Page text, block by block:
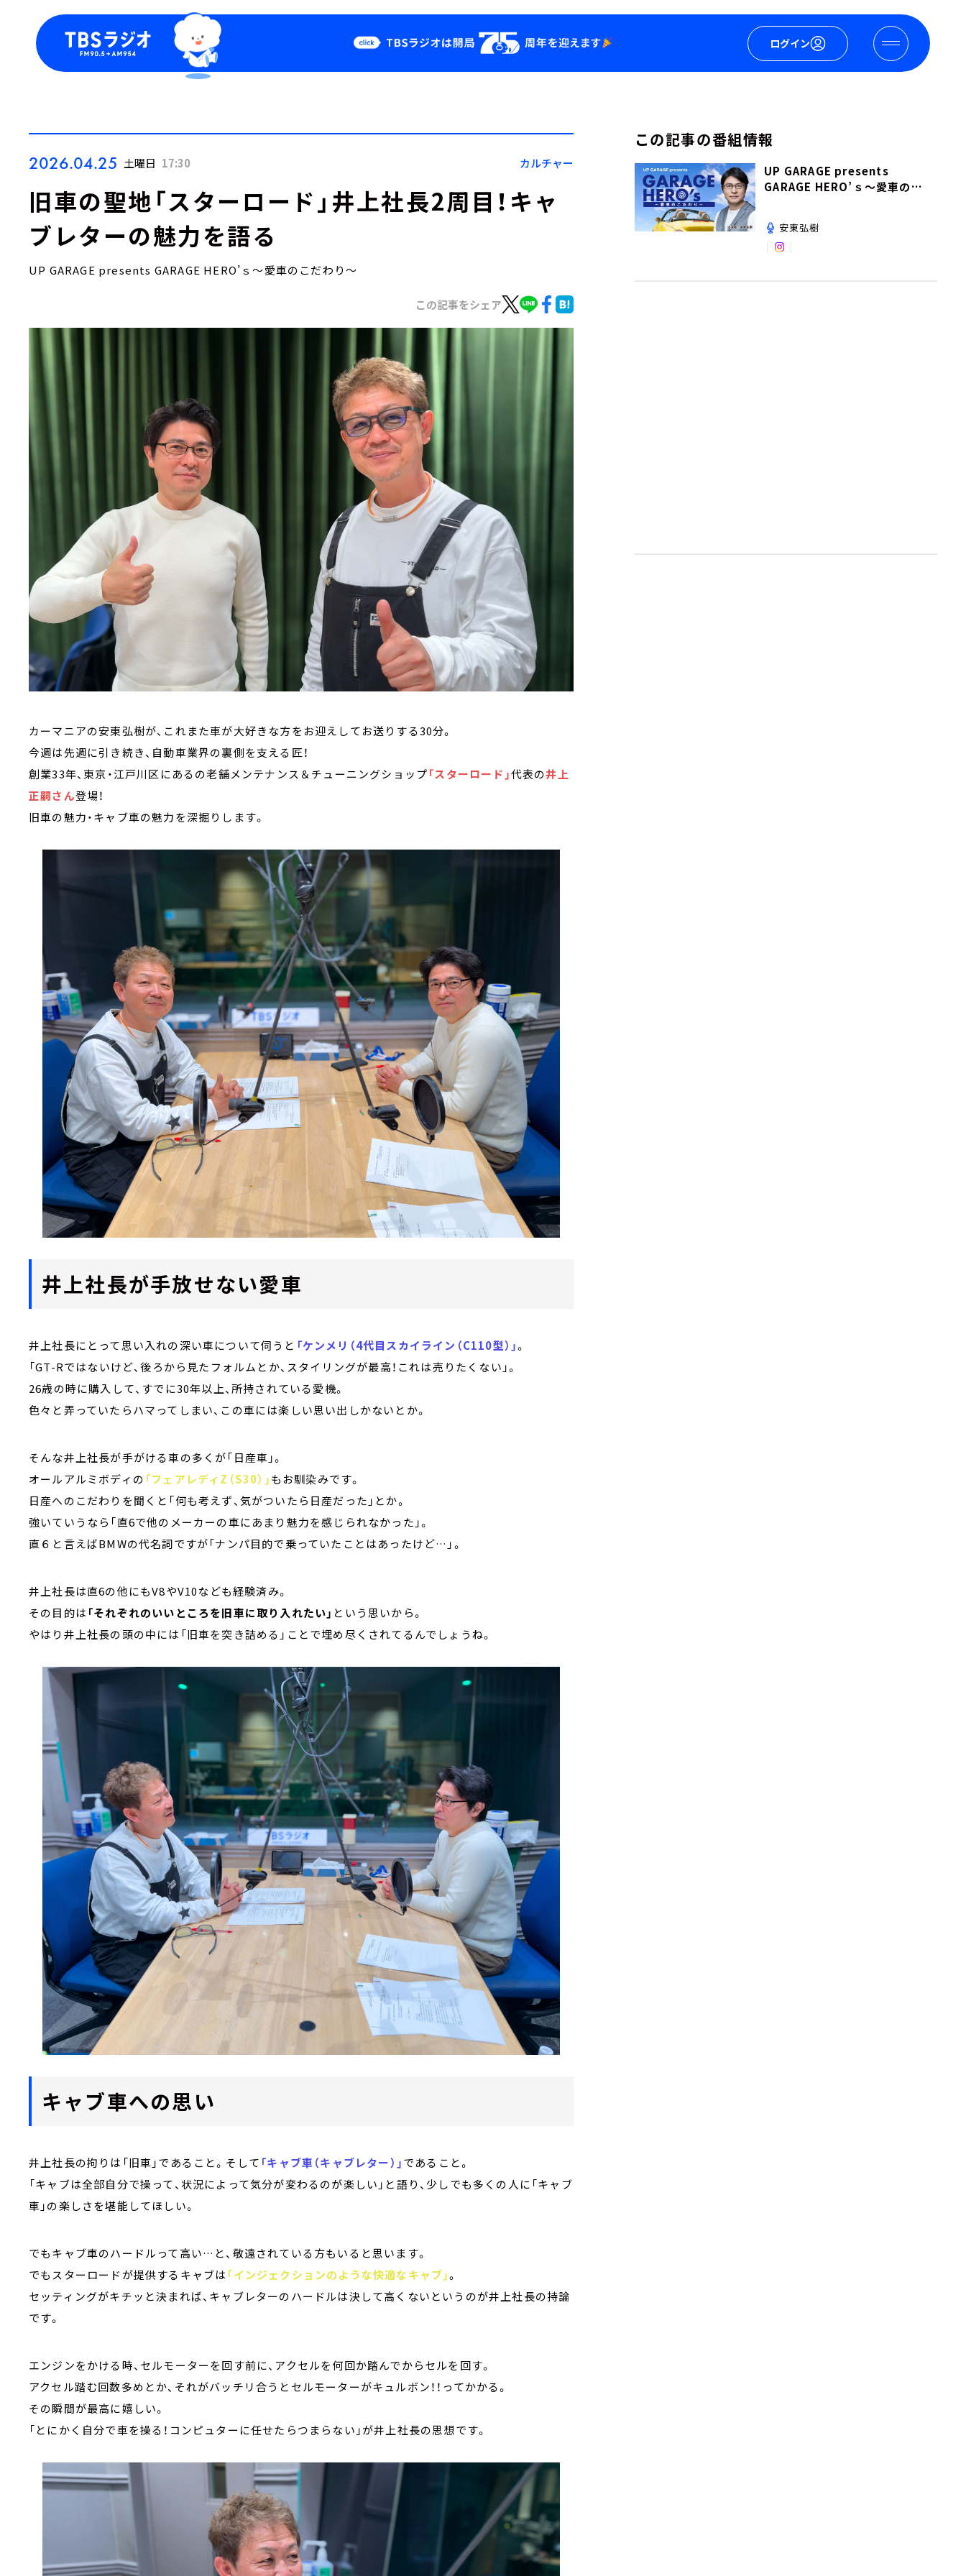
ログイン
Podcast
YouTube
2026.04.25 土曜日 17:30 カルチャー
旧車の聖地「スターロード」井上社長2周目！キャ
ブレターの魅力を語る
UP GARAGE presents GARAGE HERO’ｓ～愛車のこだわり～
この記事をシェア
カーマニアの安東弘樹が、これまた車が大好きな方をお迎えしてお送りする30分。
今週は先週に引き続き、自動車業界の裏側を支える匠！
創業33年、東京・江戸川区にあるの老舗メンテナンス＆チューニングショップ「スターロード」代表の井上
正嗣さん登場！
旧車の魅力・キャブ車の魅力を深掘りします。
井上社長が手放せない愛車
井上社長にとって思い入れの深い車について伺うと 「ケンメリ（4代目スカイライン（C110型）」。
「GT-Rではないけど、後ろから見たフォルムとか、スタイリングが最高！これは売りたくない」。
26歳の時に購入して、すでに30年以上、所持されている愛機。
色々と弄っていたらハマってしまい、この車には楽しい思い出しかないとか。
そんな井上社長が手がける車の多くが「日産車」。
オールアルミボディの 「フェアレディZ（S30）」もお馴染みです。
日産へのこだわりを聞くと「何も考えず、気がついたら日産だった」とか。
強いていうなら「直6で他のメーカーの車にあまり魅力を感じられなかった」。
直６と言えばBMWの代名詞ですが「ナンパ目的で乗っていたことはあったけど…」。
井上社長は直6の他にもV8やV10なども経験済み。
その目的は 「それぞれのいいところを旧車に取り入れたい」 という思いから。
やはり井上社長の頭の中には「旧車を突き詰める」ことで埋め尽くされてるんでしょうね。
キャブ車への思い
井上社長の拘りは「旧車」であること。そして 「キャブ車（キャブレター）」であること。
「キャブは全部自分で操って、状況によって気分が変わるのが楽しい」と語り、少しでも多くの人に「キャブ
車」の楽しさを堪能してほしい。
でもキャブ車のハードルって高い…と、敬遠されている方もいると思います。
でもスターロードが提供するキャブは 「インジェクションのような快適なキャブ」。
セッティングがキチッと決まれば、キャブレターのハードルは決して高くないというのが井上社長の持論
です。
エンジンをかける時、セルモーターを回す前に、アクセルを何回か踏んでからセルを回す。
アクセル踏む回数多めとか、それがバッチリ合うとセルモーターがキュルボン！！ってかかる。
その瞬間が最高に嬉しい。
「とにかく自分で車を操る！コンピュターに任せたらつまらない」が井上社長の思想です。
この記事の番組情報
UP GARAGE presents
GARAGE HERO’ｓ～愛車のこ
安東弘樹